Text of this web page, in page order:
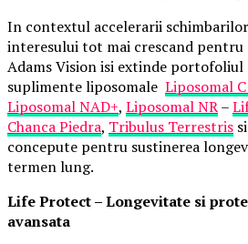
In contextul accelerarii
interesului tot mai crescand pentru
Adams Vision isi extinde portofoliul
suplimente liposomale Liposomal
Liposomal NAD+, Liposomal NR–
Chanca Piedra, Tribulus Terrestris si
concepute pentru sustinerea
termen lung.
Life Protect – Longevitate si
avansata